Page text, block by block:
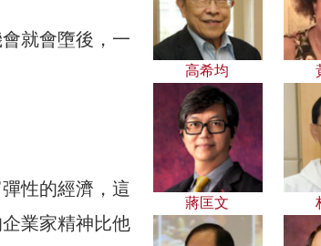
就會墮後，一
性的經濟，這
業家精神比他
高希均
蔣匡文